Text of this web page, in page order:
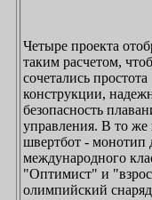
Четыре проекта
таким расчетом,
сочетались простота
конструкции,
безопасность
управления. В то же
швертбот - монотип
международного класса
"Оптимист" и
олимпийский